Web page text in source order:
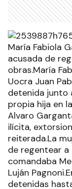
María Fabiola
acusada de
obras.María
Uocra Juan
detenida junto
propia hija en
Alvaro
ilícita,
reiterada.La
de regentear a
comandaba
Luján
detenidas